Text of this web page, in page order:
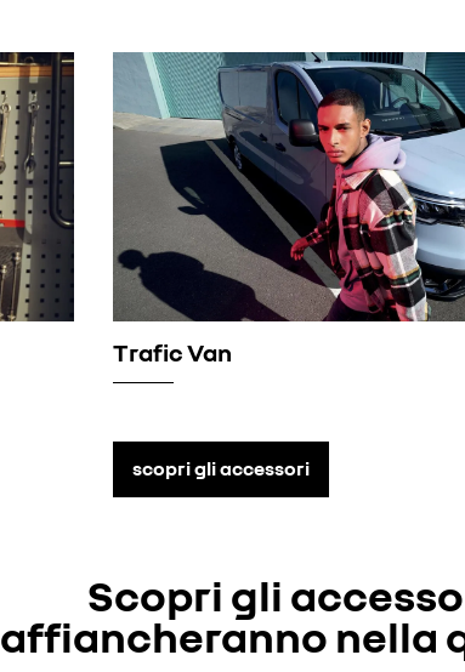
Trafic Van
scopri gli accessori
Scopri gli
affiancheranno nella